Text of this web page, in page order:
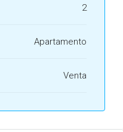
2
Apartamento
Venta